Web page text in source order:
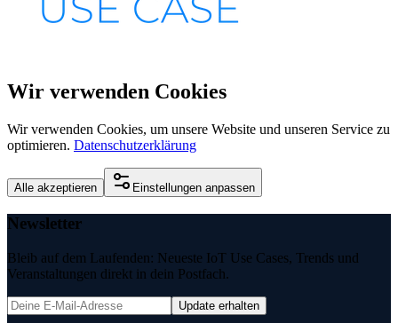
Wir verwenden Cookies
Wir verwenden Cookies, um unsere Website und unseren Service zu
optimieren. Datenschutzerklärung
Alle akzeptieren Einstellungen anpassen
Newsletter
Bleib auf dem Laufenden: Neueste IoT Use Cases, Trends und
Veranstaltungen direkt in dein Postfach.
Update erhalten